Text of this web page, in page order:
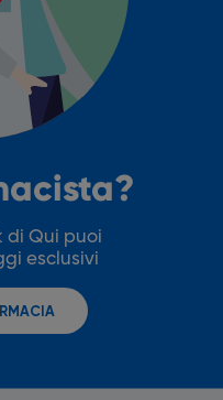
di Qui puoi
esclusivi